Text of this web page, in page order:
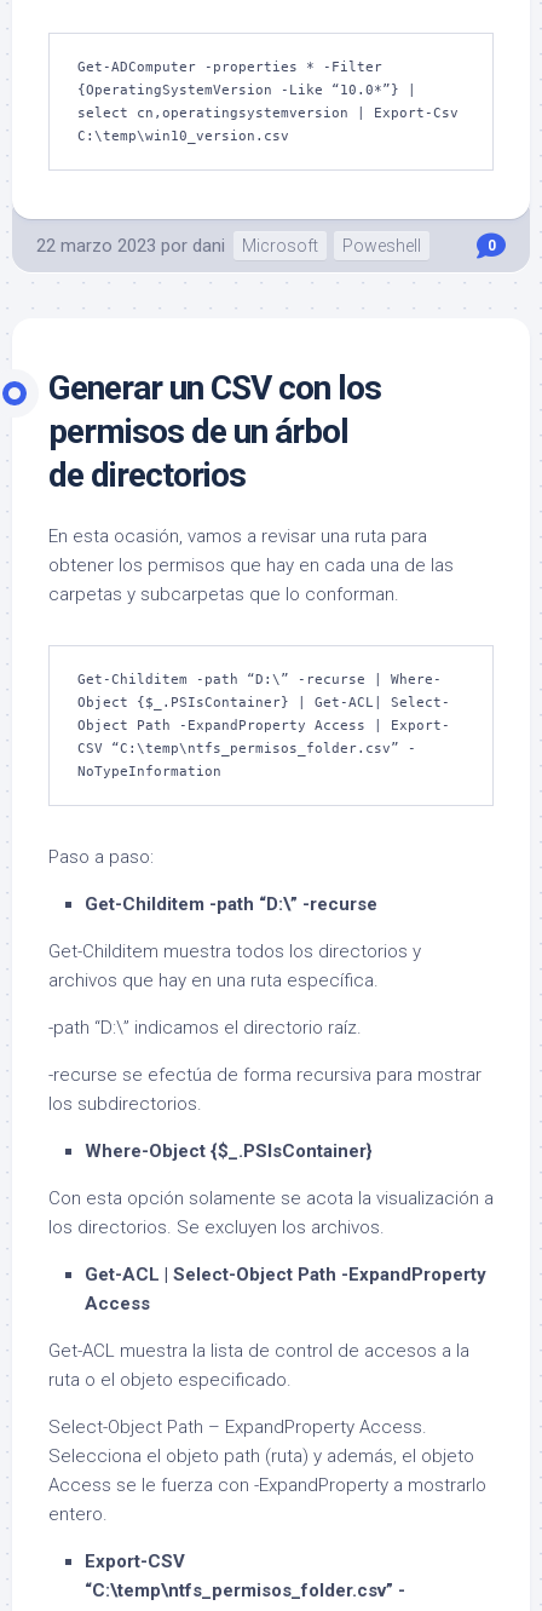
Get-ADComputer -properties * -Filter
{OperatingSystemVersion -Like “10.0*”} |
select cn,operatingsystemversion | Export-Csv
C:\temp\win10_version.csv
22 marzo 2023 por dani Microsoft Poweshell 0
Generar un CSV con los
permisos de un árbol
de directorios
En esta ocasión, vamos a revisar una ruta para
obtener los permisos que hay en cada una de las
carpetas y subcarpetas que lo conforman.
Get-Childitem -path “D:\” -recurse | Where-
Object {$_.PSIsContainer} | Get-ACL| Select-
Object Path -ExpandProperty Access | Export-
CSV “C:\temp\ntfs_permisos_folder.csv” -
NoTypeInformation
Paso a paso:
Get-Childitem -path “D:\” -recurse
Get-Childitem muestra todos los directorios y
archivos que hay en una ruta específica.
-path “D:\” indicamos el directorio raíz.
-recurse se efectúa de forma recursiva para mostrar
los subdirectorios.
Where-Object {$_.PSIsContainer}
Con esta opción solamente se acota la visualización a
los directorios. Se excluyen los archivos.
Get-ACL | Select-Object Path -ExpandProperty
Access
Get-ACL muestra la lista de control de accesos a la
ruta o el objeto especificado.
Select-Object Path – ExpandProperty Access.
Selecciona el objeto path (ruta) y además, el objeto
Access se le fuerza con -ExpandProperty a mostrarlo
entero.
Export-CSV
“C:\temp\ntfs_permisos_folder.csv” -